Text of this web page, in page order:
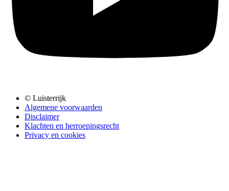
© Luisterrijk
Algemene voorwaarden
Disclaimer
Klachten en herroepingsrecht
Privacy en cookies